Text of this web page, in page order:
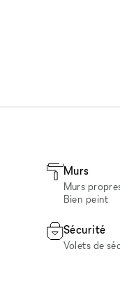
Murs
Murs
Bien peint
Sécurité
Volets de